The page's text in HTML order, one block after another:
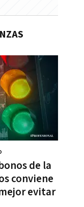
de la
conviene
evitar